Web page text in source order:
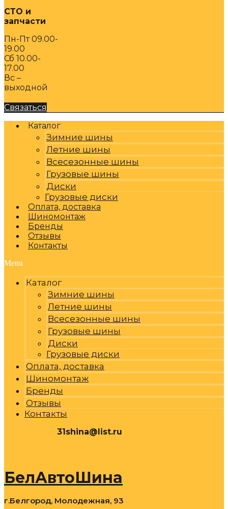
СТО и
запчасти
Пн-Пт 09.00-
19.00
Сб 10.00-
17.00
Вс –
выходной
Связаться
Каталог
Зимние шины
Летние шины
Всесезонные шины
Грузовые шины
Диски
Грузовые диски
Оплата, доставка
Шиномонтаж
Бренды
Отзывы
Контакты
Menu
Каталог
Зимние шины
Летние шины
Всесезонные шины
Грузовые шины
Диски
Грузовые диски
Оплата, доставка
Шиномонтаж
Бренды
Отзывы
Контакты
31shina@list.ru
БелАвтоШина
г.Белгород, Молодежная, 93